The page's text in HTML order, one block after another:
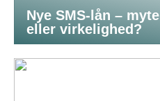
Nye SMS-lån – myte
eller virkelighed?